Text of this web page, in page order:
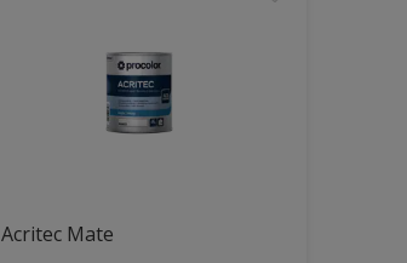
Acritec Mate